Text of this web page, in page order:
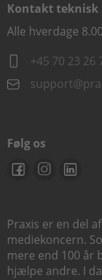
Kontakt teknisk
Alle hverdage
+45 70 23 26
Følg os
Praxis er en del
mediekoncern.
mere end 100 år
hjælpe andre. I